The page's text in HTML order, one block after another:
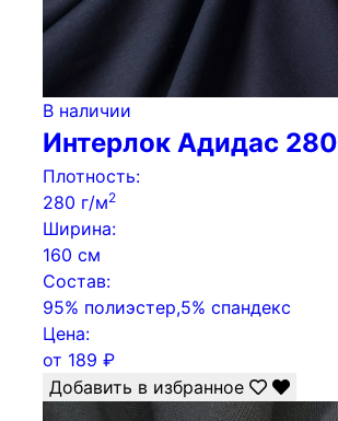
В наличии
Интерлок Адидас 280
Плотность:
280 г/м2
Ширина:
160 см
Состав:
95% полиэстер,5% спандекс
Цена:
от 189 ₽
Добавить в избранное